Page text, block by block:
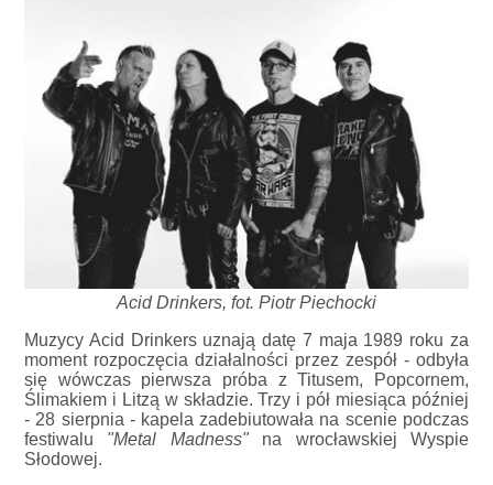
Acid Drinkers, fot. Piotr Piechocki
Muzycy Acid Drinkers uznają datę 7 maja 1989 roku za
moment rozpoczęcia działalności przez zespół - odbyła
się wówczas pierwsza próba z Titusem, Popcornem,
Ślimakiem i Litzą w składzie. Trzy i pół miesiąca później
- 28 sierpnia - kapela zadebiutowała na scenie podczas
festiwalu "Metal Madness"na wrocławskiej Wyspie
Słodowej.